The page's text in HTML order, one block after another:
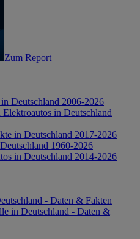
Zum Report
Deutschland 2006-2026
in Deutschland
in Deutschland 2017-2026
1960-2026
in Deutschland 2014-2026
- Daten & Fakten
in Deutschland - Daten &